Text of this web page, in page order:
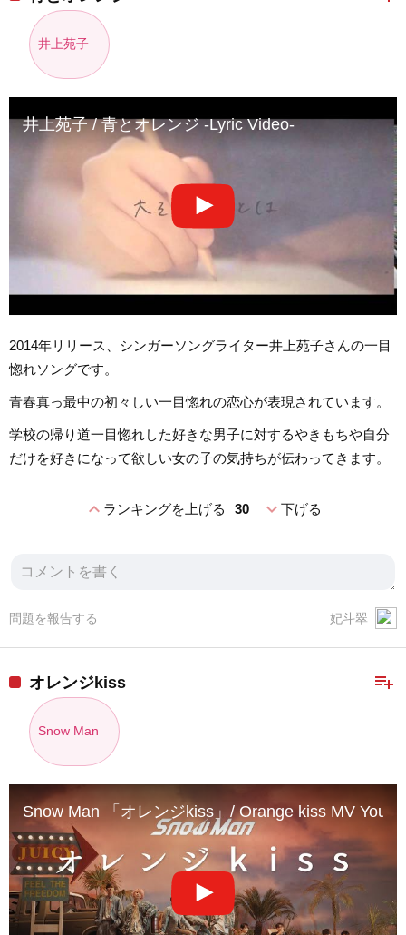
井上苑子
井上苑子 / 青とオレンジ -Lyric Video-
2014年リリース、シンガーソングライター井上苑子さんの一目
惚れソングです。
青春真っ最中の初々しい一目惚れの恋心が表現されています。
学校の帰り道一目惚れした好きな男子に対するやきもちや自分
だけを好きになって欲しい女の子の気持ちが伝わってきます。
expand_lessランキングを上げる 30 expand_more下げる
妃斗翠
問題を報告する
playlist_add
オレンジkiss
Snow Man
Snow Man 「オレンジkiss」/ Orange kiss MV